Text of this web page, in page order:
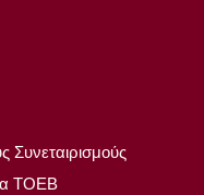
Συνεταιρισμούς
ΤΟΕΒ